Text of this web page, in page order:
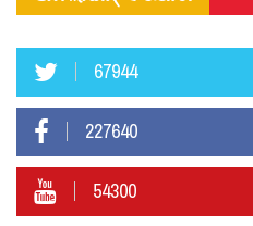
67944
227640
54300